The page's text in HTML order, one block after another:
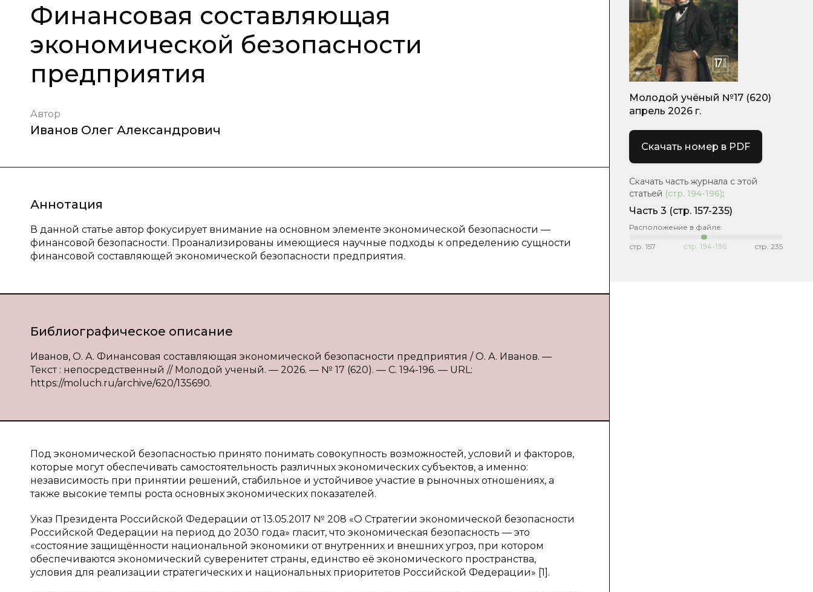
Финансовая составляющая
экономической безопасности
предприятия
Автор
Иванов Олег Александрович
Аннотация
В данной статье автор фокусирует внимание на основном элементе экономической безопасности —
финансовой безопасности. Проанализированы имеющиеся научные подходы к определению сущности
финансовой составляющей экономической безопасности предприятия.
Библиографическое описание
Иванов, О. А. Финансовая составляющая экономической безопасности предприятия / О. А. Иванов. —
Текст : непосредственный // Молодой ученый. — 2026. — № 17 (620). — С. 194-196. — URL:
https://moluch.ru/archive/620/135690.
Под экономической безопасностью принято понимать совокупность возможностей, условий и факторов,
которые могут обеспечивать самостоятельность различных экономических субъектов, а именно:
независимость при принятии решений, стабильное и устойчивое участие в рыночных отношениях, а
также высокие темпы роста основных экономических показателей.
Указ Президента Российской Федерации от 13.05.2017 № 208 «О Стратегии экономической безопасности
Российской Федерации на период до 2030 года» гласит, что экономическая безопасность — это
«состояние защищённости национальной экономики от внутренних и внешних угроз, при котором
обеспечиваются экономический суверенитет страны, единство её экономического пространства,
условия для реализации стратегических и национальных приоритетов Российской Федерации» [1].
Молодой учёный №17 (620)
апрель 2026 г.
Скачать номер в PDF
Скачать часть журнала с этой
статьей (стр. 194-196):
Часть 3 (стр. 157-235)
Расположение в файле:
стр. 157 стр. 194-196 стр. 235